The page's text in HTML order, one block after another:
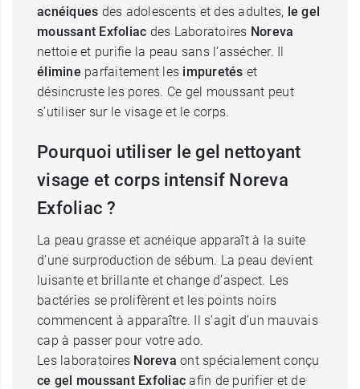
acnéiques des adolescents et des adultes, le gel
moussant Exfoliac des Laboratoires Noreva
nettoie et purifie la peau sans l’assécher. Il
élimine parfaitement les impuretés et
désincruste les pores. Ce gel moussant peut
s’utiliser sur le visage et le corps.
Pourquoi utiliser le gel nettoyant
visage et corps intensif Noreva
Exfoliac ?
La peau grasse et acnéique apparaît à la suite
d’une surproduction de sébum. La peau devient
luisante et brillante et change d’aspect. Les
bactéries se prolifèrent et les points noirs
commencent à apparaître. Il s’agit d’un mauvais
cap à passer pour votre ado.
Les laboratoires Noreva ont spécialement conçu
ce gel moussant Exfoliac afin de purifier et de